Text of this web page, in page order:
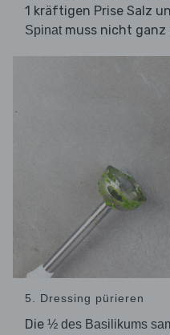
1 kräftigen Prise Salz
Spinat muss nicht
5. Dressing pürieren
Die ½ des Basilikums